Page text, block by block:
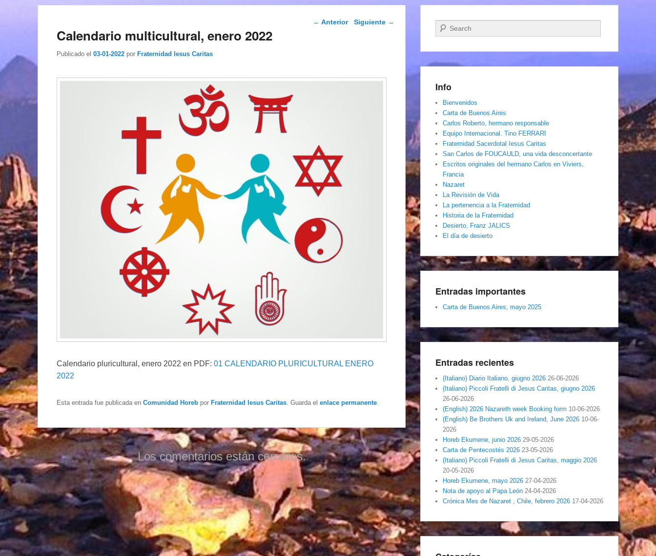
Navegación de
← Anterior Siguiente →
Calendario multicultural, enero 2022
Publicado el 03-01-2022 por Fraternidad Iesus Caritas
Calendario pluricultural, enero 2022 en PDF: 01 CALENDARIO PLURICULTURAL ENERO
2022
Esta entrada fue publicada en Comunidad Horeb por Fraternidad Iesus Caritas . Guarda el enlace permanente
Los comentarios están cerrados.
Buscar
Info
Bienvenidos
Carta de Buenos Aires
Carlos Roberto, hermano responsable
Equipo Internacional. Tino FERRARI
Fraternidad Sacerdotal Iesus Caritas
San Carlos de FOUCAULD, una vida desconcertante
Escritos originales del hermano Carlos en Viviers,
Francia
Nazaret
La Revisión de Vida
La pertenencia a la Fraternidad
Historia de la Fraternidad
Desierto, Franz JALICS
El día de desierto
Entradas importantes
Carta de Buenos Aires, mayo 2025
Entradas recientes
(Italiano) Diario Italiano, giugno 2026 26-06-2026
(Italiano) Piccoli Fratelli di Jesus Caritas, giugno 2026
26-06-2026
(English) 2026 Nazareth week Booking form 10-06-2026
(English) Be Brothers Uk and Ireland, June 2026 10-06-
2026
Horeb Ekumene, junio 2026 29-05-2026
Carta de Pentecostés 2026 23-05-2026
(Italiano) Piccoli Fratelli di Jesus Caritas, maggio 2026
20-05-2026
Horeb Ekumene, mayo 2026 27-04-2026
Nota de apoyo al Papa León 24-04-2026
Crónica Mes de Nazaret , Chile, febrero 2026 17-04-2026